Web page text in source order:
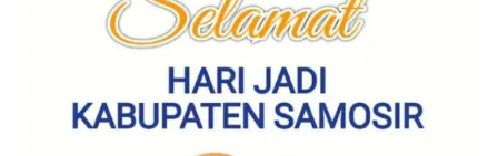
oleh warga, yang sebagian besar tengah bersiap
menyambut momentum HUT Kemerdekaan RI
dengan berbagai persiapan di lingkungan
masing-masing.‎Dalam dialog yang berlangsung
akrab, Bhabinkamtibmas menyapa warga,
menanyakan kondisi keamanan dan kenyamanan